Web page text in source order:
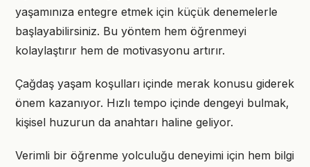
yaşamınıza entegre etmek için küçük denemelerle
başlayabilirsiniz. Bu yöntem hem öğrenmeyi
kolaylaştırır hem de motivasyonu artırır.
Çağdaş yaşam koşulları içinde merak konusu giderek
önem kazanıyor. Hızlı tempo içinde dengeyi bulmak,
kişisel huzurun da anahtarı haline geliyor.
Verimli bir öğrenme yolculuğu deneyimi için hem bilgi